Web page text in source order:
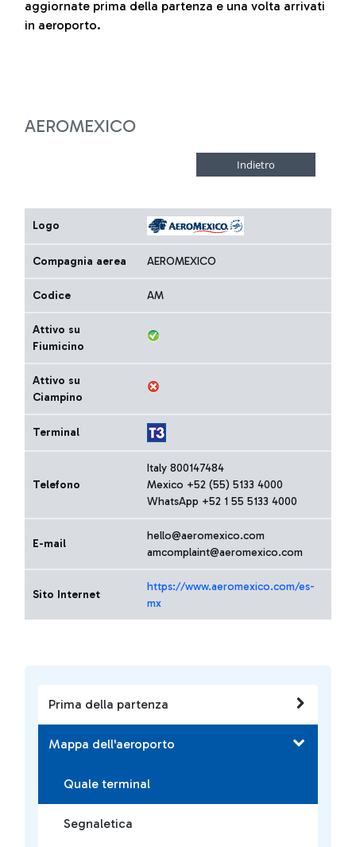
Prima della partenza
Mappa dell'aeroporto
Quale terminal
Segnaletica
aggiornate prima della partenza e una volta arrivati
in aeroporto.
AEROMEXICO
Logo
Compagnia aerea AEROMEXICO
Codice AM
Attivo su
Fiumicino
Attivo su
Ciampino
Terminal
Telefono
Italy 800147484
Mexico +52 (55) 5133 4000
WhatsApp +52 1 55 5133 4000
E-mail
hello@aeromexico.com
amcomplaint@aeromexico.com
Sito Internet
https://www.aeromexico.com/es-
mx